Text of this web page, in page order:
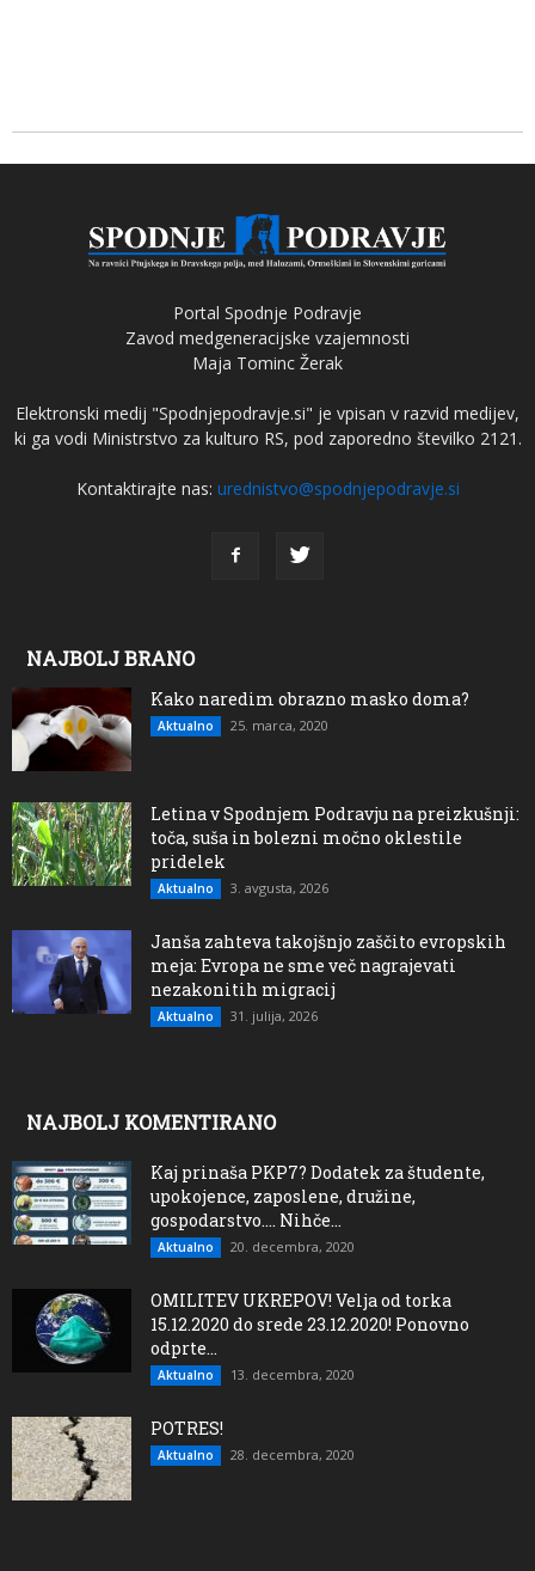
Portal Spodnje Podravje
Zavod medgeneracijske vzajemnosti
Maja Tominc Žerak
Elektronski medij "Spodnjepodravje.si" je vpisan v razvid medijev,
ki ga vodi Ministrstvo za kulturo RS, pod zaporedno številko 2121.
Kontaktirajte nas: urednistvo@spodnjepodravje.si
NAJBOLJ BRANO
Kako naredim obrazno masko doma?
Aktualno 25. marca, 2020
Letina v Spodnjem Podravju na preizkušnji:
toča, suša in bolezni močno oklestile
pridelek
Aktualno 3. avgusta, 2026
Janša zahteva takojšnjo zaščito evropskih
meja: Evropa ne sme več nagrajevati
nezakonitih migracij
Aktualno 31. julija, 2026
NAJBOLJ KOMENTIRANO
Kaj prinaša PKP7? Dodatek za študente,
upokojence, zaposlene, družine,
gospodarstvo…. Nihče...
Aktualno 20. decembra, 2020
OMILITEV UKREPOV! Velja od torka
15.12.2020 do srede 23.12.2020! Ponovno
odprte...
Aktualno 13. decembra, 2020
POTRES!
Aktualno 28. decembra, 2020